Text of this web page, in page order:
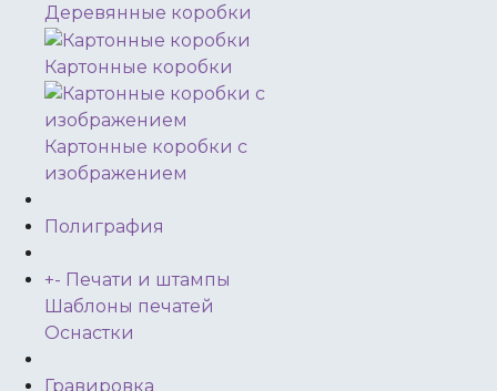
Деревянные коробки
Картонные коробки
Картонные коробки с
изображением
Полиграфия
+- Печати и штампы
Шаблоны печатей
Оснастки
Гравировка